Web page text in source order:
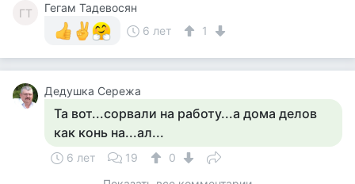
ГТ
Гегам Тадевосян
6 лет
1
Дедушка Сережа
Та вот...сорвали на работу...а дома делов
как конь на...ал...
6 лет 19
0